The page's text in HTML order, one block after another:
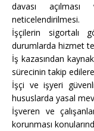
davası
neticelendirilmesi.
İşçilerin sigortalı
durumlarda hizmet
İş kazasından
sürecinin takip
İşçi ve işyeri
hususlarda yasal
İşveren ve
korunması